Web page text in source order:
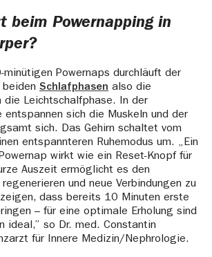
beim Powernapping in
minütigen Powernaps durchläuft der
Schlafphasen also die
die Leichtschalfphase. In der
entspannen sich die Muskeln und der
sich. Das Gehirn schaltet vom
entspannteren Ruhemodus um. „Ein
wirkt wie ein Reset-Knopf für
Auszeit ermöglicht es den
und neue Verbindungen zu
dass bereits 10 Minuten erste
– für eine optimale Erholung sind
ideal,” so Dr. med. Constantin
für Innere Medizin/Nephrologie.